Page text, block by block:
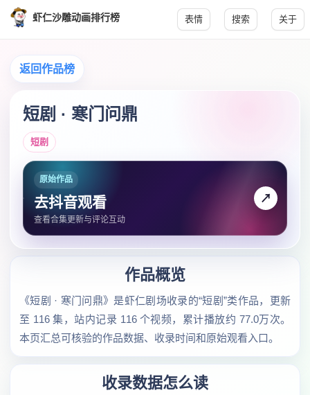
虾仁沙雕动画排行榜 表情 搜索 关于
返回作品榜
短剧 · 寒门问鼎
短剧
原始作品
去抖音观看
查看合集更新与评论互动
↗
作品概览
《短剧 · 寒门问鼎》是虾仁剧场收录的“短剧”类作品，更新
至 116 集，站内记录 116 个视频，累计播放约 77.0万次。
本页汇总可核验的作品数据、收录时间和原始观看入口。
收录数据怎么读